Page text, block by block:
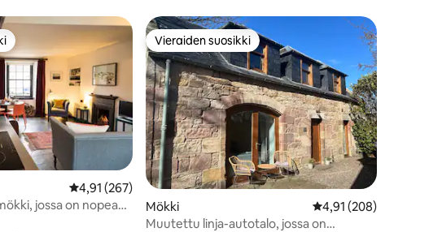
arvosteluaKeskimääräinen arvio 4,91/5, 267 arvostelua
4,91 (267)
jossa on nopea
Vieraiden suosikki
Vieraiden suosikki
Mökki Keskimääräinen arvio
4,91 (208)
Muutettu linja-autotalo, jossa on